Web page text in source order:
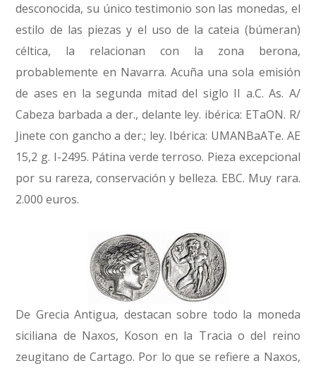
desconocida, su único testimonio son las monedas, el
estilo de las piezas y el uso de la cateia (búmeran)
céltica, la relacionan con la zona berona,
probablemente en Navarra. Acuña una sola emisión
de ases en la segunda mitad del siglo II a.C. As. A/
Cabeza barbada a der., delante ley. ibérica: ETaON. R/
Jinete con gancho a der.; ley. Ibérica: UMANBaATe. AE
15,2 g. I-2495. Pátina verde terroso. Pieza excepcional
por su rareza, conservación y belleza. EBC. Muy rara.
2.000 euros.
De Grecia Antigua, destacan sobre todo la moneda
siciliana de Naxos, Koson en la Tracia o del reino
zeugitano de Cartago. Por lo que se refiere a Naxos,